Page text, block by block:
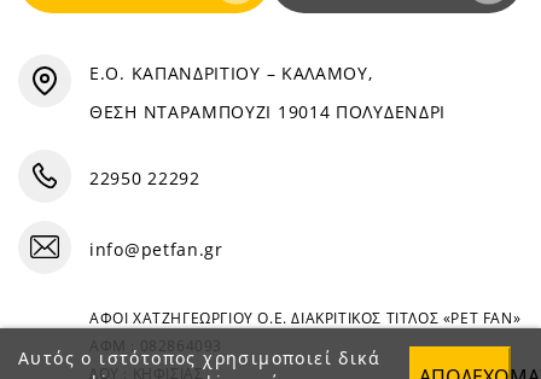
Αυτός ο ιστότοπος χρησιμοποιεί δικά
Ε.Ο. ΚΑΠΑΝΔΡΙΤΙΟΥ – ΚΑΛΑΜΟΥ,
ΘΕΣΗ ΝΤΑΡΑΜΠΟΥΖΙ 19014 ΠΟΛΥΔΕΝΔΡΙ
22950 22292
info@petfan.gr
ΑΦΟΙ ΧΑΤΖΗΓΕΩΡΓΙΟΥ Ο.Ε. ΔΙΑΚΡΙΤΙΚΟΣ ΤΙΤΛΟΣ «PET FAN»
ΑΦΜ : 082864093
ΔΟΥ : ΚΗΦΙΣΙΑΣ